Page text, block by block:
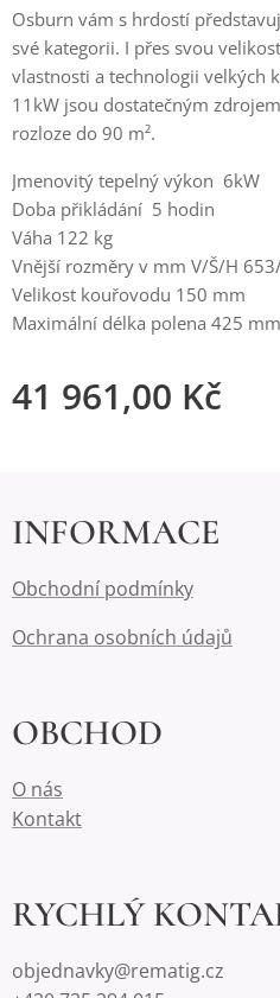
Osburn vám s hrdostí
své kategorii. I přes svou
vlastnosti a technologii velkých
11kW jsou dostatečným
rozloze do 90 m².
Jmenovitý tepelný výkon 6kW
Doba přikládání 5 hodin
Váha 122 kg
Vnější rozměry v mm V/Š/H
Velikost kouřovodu 150 mm
Maximální délka polena 425 mm
41 961,00 Kč
INFORMACE
Obchodní podmínky
Ochrana osobních údajů
OBCHOD
O nás
Kontakt
RYCHLÝ
objednavky@rematig.cz